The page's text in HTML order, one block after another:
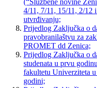
4/11, 7/11, 15/11, 2/12
utvrđivanju;
Prijedlog Zaključka o
pravobranilaštvu za
PROMET dd Zenica;
Prijedlog Zaključka o
studenata u prvu
fakultetu Univerziteta
godini;